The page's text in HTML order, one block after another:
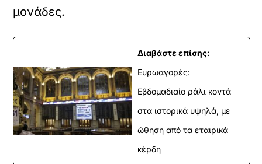
μονάδες.
Διαβάστε επίσης:
Ευρωαγορές:
Εβδομαδιαίο ράλι κοντά
στα ιστορικά υψηλά, με
ώθηση από τα εταιρικά
κέρδη